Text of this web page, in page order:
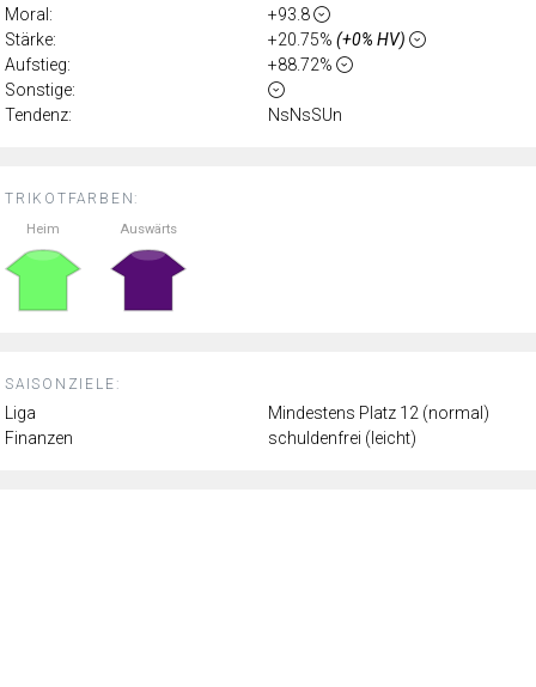
TRIKOTFARBEN:
Heim Auswärts
SAISONZIELE:
Liga
Mindestens Platz 12 (normal)
Finanzen
schuldenfrei (leicht)
Moral:
+93.8
Stärke:
+20.75% (+0% HV)
Aufstieg:
+88.72%
Sonstige:
Tendenz:
NsNsSUn